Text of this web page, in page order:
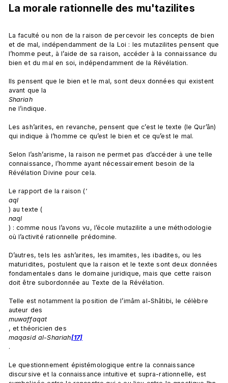
La morale rationnelle des mu'tazilites
La faculté ou non de la raison de percevoir les concepts de bien
et de mal, indépendamment de la Loi : les mutazilites pensent que
l’homme peut, à l’aide de sa raison, accéder à la connaissance du
bien et du mal en soi, indépendamment de la Révélation.
Ils pensent que le bien et le mal, sont deux données qui existent
avant que la
Shariah
ne l’indique.
Les ash’arites, en revanche, pensent que c’est le texte (le Qur’ân)
qui indique à l’homme ce qu’est le bien et ce qu’est le mal.
Selon l’ash’arisme, la raison ne permet pas d’accéder à une telle
connaissance, l’homme ayant nécessairement besoin de la
Révélation Divine pour cela.
Le rapport de la raison (‘
aql
) au texte (
naql
) : comme nous l’avons vu, l’école mutazilite a une méthodologie
où l’activité rationnelle prédomine.
D’autres, tels les ash’arites, les imamites, les ibadites, ou les
maturidites, postulent que la raison et le texte sont deux données
fondamentales dans le domaine juridique, mais que cette raison
doit être subordonnée au Texte de la Révélation.
Telle est notamment la position de l’imâm al-Shâtibi, le célèbre
auteur des
muwaffaqat
, et théoricien des
maqasid al-Shariah[17]
.
Le questionnement épistémologique entre la connaissance
discursive et la connaissance intuitive et supra-rationnelle, est